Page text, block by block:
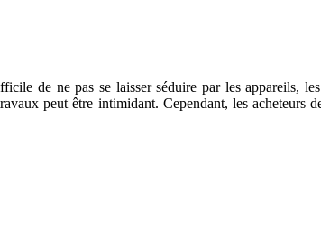
de ne pas se laisser séduire par les appareils,
peut être intimidant. Cependant, les acheteurs